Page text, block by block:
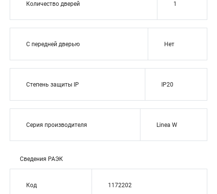
Количество дверей 1
С передней дверью Нет
Степень защиты IP IP20
Серия производителя Linea W
Сведения РАЭК
Код 1172202